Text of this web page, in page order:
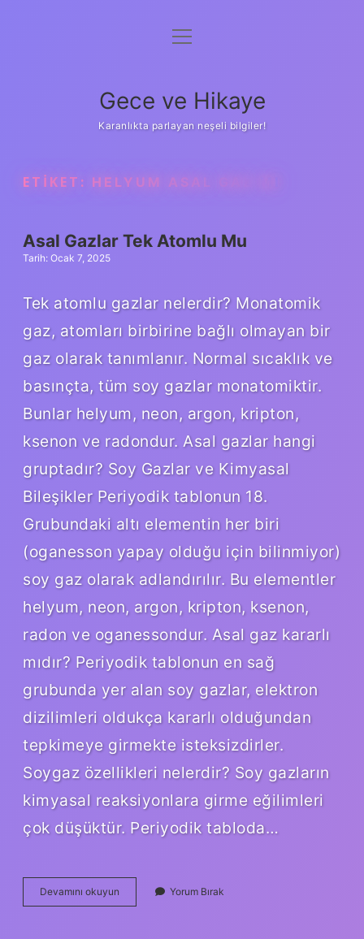
Anasayfa
Yasal Uyarı
menüyü
Gece ve Hikaye
Karanlıkta parlayan neşeli bilgiler!
ETIKET: HELYUM ASAL GAZ MI
Asal Gazlar Tek Atomlu Mu
Tarih: Ocak 7, 2025
Tek atomlu gazlar nelerdir? Monatomik
gaz, atomları birbirine bağlı olmayan bir
gaz olarak tanımlanır. Normal sıcaklık ve
basınçta, tüm soy gazlar monatomiktir.
Bunlar helyum, neon, argon, kripton,
ksenon ve radondur. Asal gazlar hangi
gruptadır? Soy Gazlar ve Kimyasal
Bileşikler Periyodik tablonun 18.
Grubundaki altı elementin her biri
(oganesson yapay olduğu için bilinmiyor)
soy gaz olarak adlandırılır. Bu elementler
helyum, neon, argon, kripton, ksenon,
radon ve oganessondur. Asal gaz kararlı
mıdır? Periyodik tablonun en sağ
grubunda yer alan soy gazlar, elektron
dizilimleri oldukça kararlı olduğundan
tepkimeye girmekte isteksizdirler.
Soygaz özellikleri nelerdir? Soy gazların
kimyasal reaksiyonlara girme eğilimleri
çok düşüktür. Periyodik tabloda…
Devamını okuyun
Gazlar
Yorum Bırak